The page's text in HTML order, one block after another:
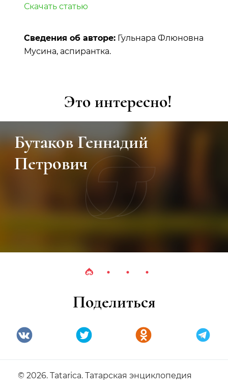
Скачать статью
Сведения об авторе: Гульнара Флюновна
Мусина, аспирантка.
Это интересно!
Бутаков Геннадий
Петрович
Поделиться
© 2026. Tatarica. Татарская энциклопедия